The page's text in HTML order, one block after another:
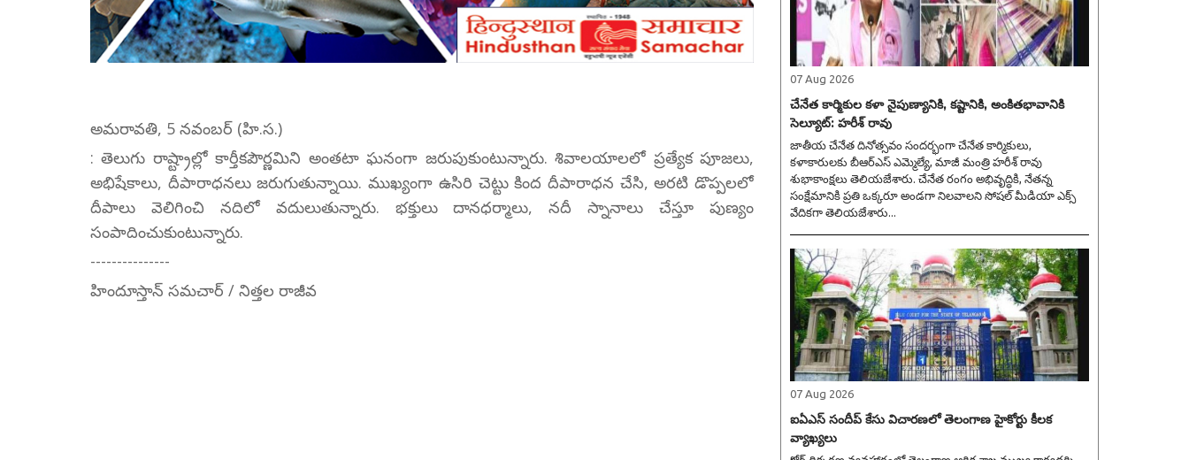
అమరావతి, 5 నవంబర్ (హి.స.)
: తెలుగు రాష్ట్రాల్లో కార్తీకపౌర్ణమిని అంతటా ఘనంగా జరుపుకుంటున్నారు. శివాలయాలలో ప్రత్యేక పూజలు,
అభిషేకాలు, దీపారాధనలు జరుగుతున్నాయి. ముఖ్యంగా ఉసిరి చెట్టు కింద దీపారాధన చేసి, అరటి డొప్పలలో
దీపాలు వెలిగించి నదిలో వదులుతున్నారు. భక్తులు దానధర్మాలు, నదీ స్నానాలు చేస్తూ పుణ్యం
సంపాదించుకుంటున్నారు.
---------------
హిందూస్తాన్ సమచార్ / నిత్తల రాజీవ
07 Aug 2026
చేనేత కార్మికుల కళా నైపుణ్యానికి, కష్టానికి, అంకితభావానికి
సెల్యూట్: హరీశ్ రావు
జాతీయ చేనేత దినోత్సవం సందర్భంగా చేనేత కార్మికులు,
కళాకారులకు బీఆర్ఎస్ ఎమ్మెల్యే, మాజీ మంత్రి హరీశ్ రావు
శుభాకాంక్షలు తెలియజేశారు. చేనేత రంగం అభివృద్ధికి, నేతన్న
సంక్షేమానికి ప్రతి ఒక్కరూ అండగా నిలవాలని సోషల్ మీడియా ఎక్స్
వేదికగా తెలియజేశారు...
07 Aug 2026
ఐఏఎస్ సందీప్ కేసు విచారణలో తెలంగాణ హైకోర్టు కీలక
వ్యాఖ్యలు